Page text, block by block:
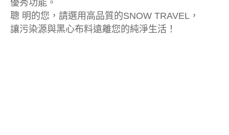
優秀功能。
聰 明的您，請選用高品質的SNOW TRAVEL，
讓污染源與黑心布料遠離您的純淨生活！